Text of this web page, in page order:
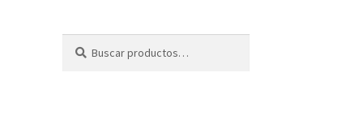
por: